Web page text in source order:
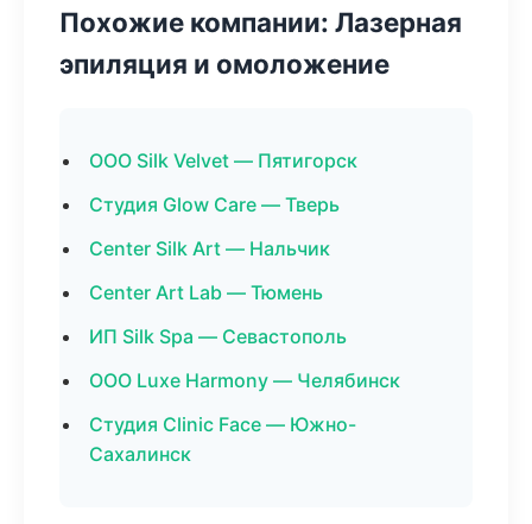
Похожие компании: Лазерная
эпиляция и омоложение
ООО Silk Velvet — Пятигорск
Студия Glow Care — Тверь
Center Silk Art — Нальчик
Center Art Lab — Тюмень
ИП Silk Spa — Севастополь
ООО Luxe Harmony — Челябинск
Студия Clinic Face — Южно-
Сахалинск